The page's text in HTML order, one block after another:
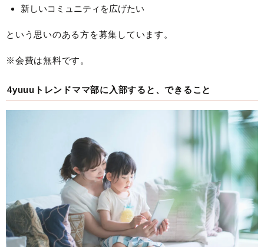
新しいコミュニティを広げたい
という思いのある方を募集しています。
※会費は無料です。
4yuuuトレンドママ部に入部すると、できること